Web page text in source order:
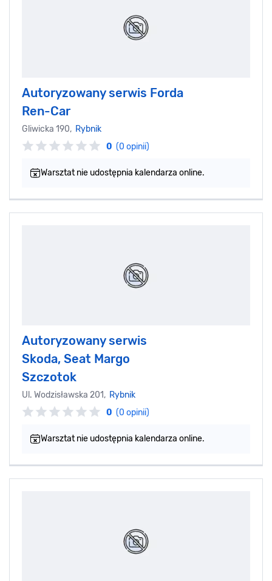
Autoryzowany serwis Forda
Ren-Car
Gliwicka 190, Rybnik
0 (0 opinii)
Warsztat nie udostępnia kalendarza online.
Autoryzowany serwis
Skoda, Seat Margo
Szczotok
Ul. Wodzisławska 201, Rybnik
0 (0 opinii)
Warsztat nie udostępnia kalendarza online.